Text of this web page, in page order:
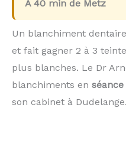
À 40 min de Metz
Un blanchiment
et fait gagner 2 à 3
plus blanches. Le Dr
blanchiments en
son cabinet à Dudelange.